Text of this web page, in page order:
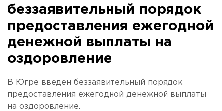
беззаявительный порядок
предоставления ежегодной
денежной выплаты на
оздоровление
В Югре введен беззаявительный порядок
предоставления ежегодной денежной выплаты
на оздоровление.